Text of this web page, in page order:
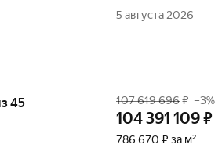
Дом
5 августа 2026
45 107 619 696₽ –3%
104 391 109₽
786 670 ₽ за м²